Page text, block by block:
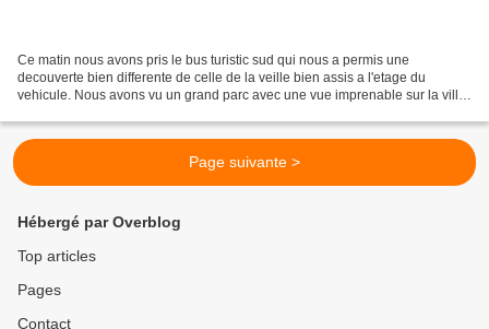
Ce matin nous avons pris le bus turistic sud qui nous a permis une
decouverte bien differente de celle de la veille bien assis a l'etage du
vehicule. Nous avons vu un grand parc avec une vue imprenable sur la ville,
Page suivante >
Hébergé par Overblog
Top articles
Pages
Contact